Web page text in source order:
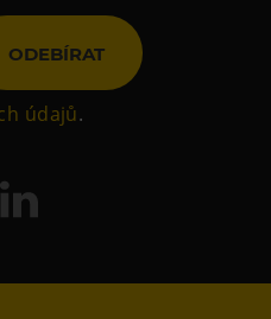
ODEBÍRAT
údajů.